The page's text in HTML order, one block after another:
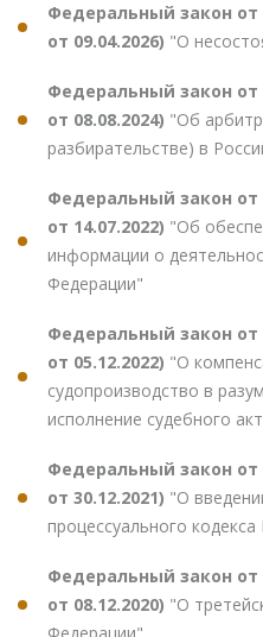
Федеральный закон от
от 09.04.2026) "О
Федеральный закон от
от 08.08.2024) "Об
разбирательстве) в
Федеральный закон от
от 14.07.2022) "Об
информации о
Федерации"
Федеральный закон от
от 05.12.2022) "О
судопроизводство в
исполнение судебного
Федеральный закон от
от 30.12.2021) "О
процессуального
Федеральный закон от
от 08.12.2020) "О